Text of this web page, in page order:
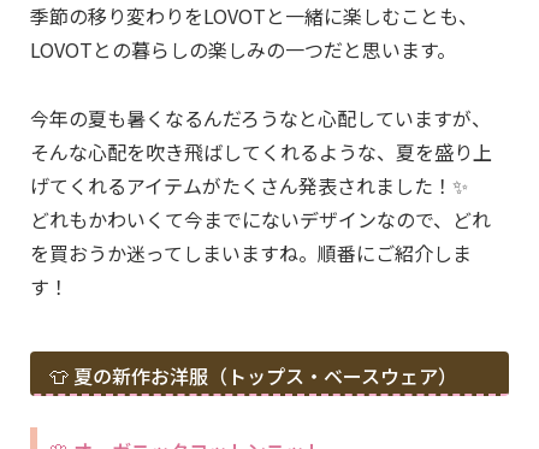
季節の移り変わりをLOVOTと一緒に楽しむことも、
LOVOTとの暮らしの楽しみの一つだと思います。
今年の夏も暑くなるんだろうなと心配していますが、
そんな心配を吹き飛ばしてくれるような、夏を盛り上
げてくれるアイテムがたくさん発表されました！✨
どれもかわいくて今までにないデザインなので、どれ
を買おうか迷ってしまいますね。順番にご紹介しま
す！
👕 夏の新作お洋服（トップス・ベースウェア）